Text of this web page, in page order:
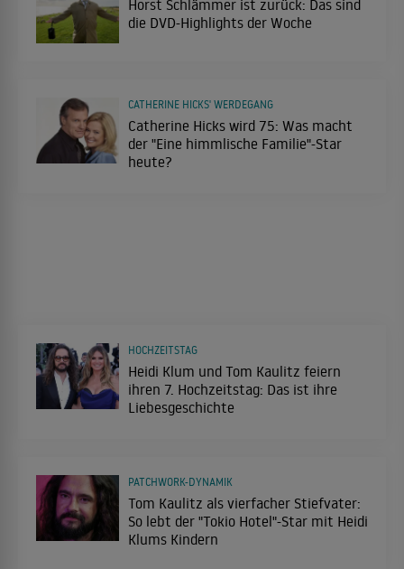
Horst Schlämmer ist zurück: Das sind
die DVD-Highlights der Woche
Catherine Hicks wird 75: Was macht
der "Eine himmlische Familie"-Star
heute?
CATHERINE HICKS' WERDEGANG
Heidi Klum und Tom Kaulitz feiern
ihren 7. Hochzeitstag: Das ist ihre
Liebesgeschichte
HOCHZEITSTAG
Tom Kaulitz als vierfacher Stiefvater:
So lebt der "Tokio Hotel"-Star mit Heidi
Klums Kindern
PATCHWORK-DYNAMIK